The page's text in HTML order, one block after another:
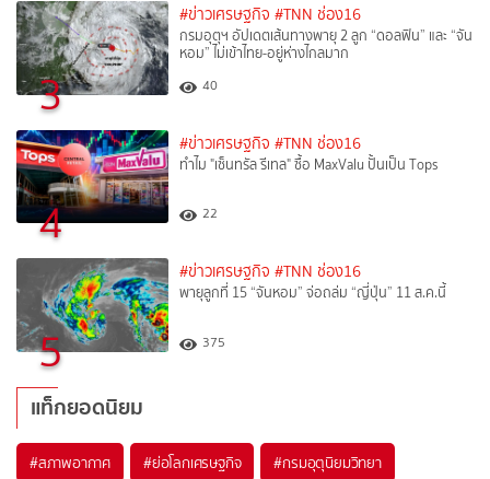
3
#ข่าวเศรษฐกิจ #TNN ช่อง16
กรมอุตุฯ อัปเดตเส้นทางพายุ 2 ลูก “ดอลฟิน” และ “จัน
หอม” ไม่เข้าไทย-อยู่ห่างไกลมาก
40
4
#ข่าวเศรษฐกิจ #TNN ช่อง16
ทำไม "เซ็นทรัล รีเทล" ซื้อ MaxValu ปั้นเป็น Tops
22
5
#ข่าวเศรษฐกิจ #TNN ช่อง16
พายุลูกที่ 15 “จันหอม” จ่อถล่ม “ญี่ปุ่น” 11 ส.ค.นี้
375
แท็กยอดนิยม
#สภาพอากาศ #ย่อโลกเศรษฐกิจ #กรมอุตุนิยมวิทยา